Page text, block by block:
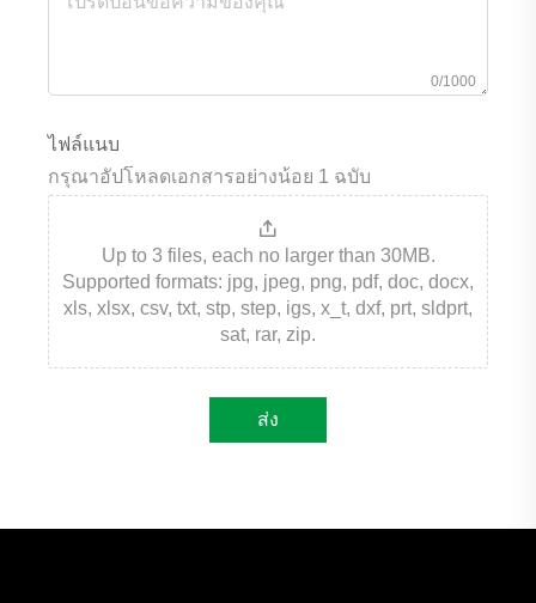
0/1000
ไฟล์แนบ
กรุณาอัปโหลดเอกสารอย่างน้อย 1 ฉบับ
Up to 3 files, each no larger than 30MB.
Supported formats: jpg, jpeg, png, pdf, doc, docx,
xls, xlsx, csv, txt, stp, step, igs, x_t, dxf, prt, sldprt,
sat, rar, zip.
ส่ง